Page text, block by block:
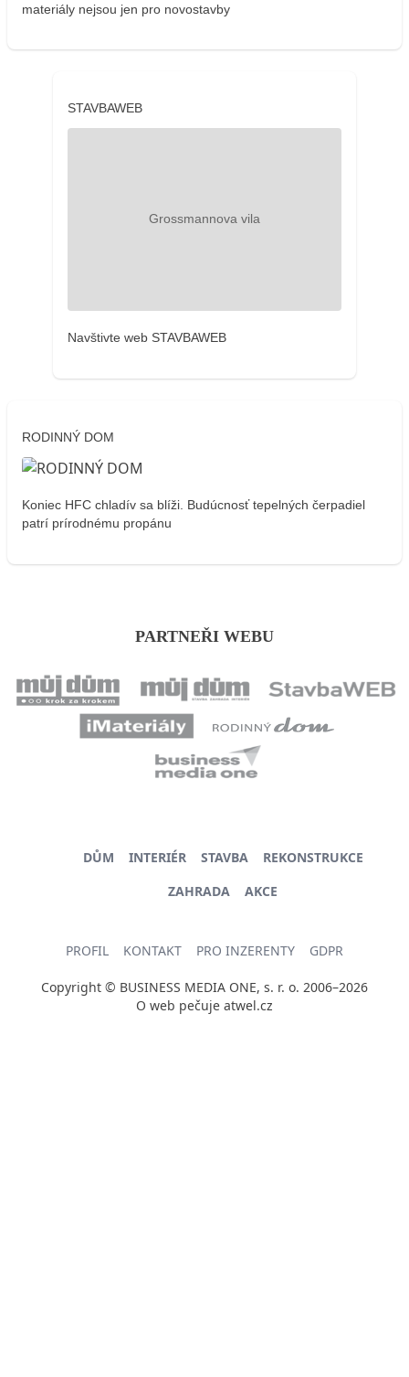
materiály nejsou jen pro novostavby
STAVBAWEB
Navštivte web STAVBAWEB
RODINNÝ DOM
Koniec HFC chladív sa blíži. Budúcnosť tepelných čerpadiel
patrí prírodnému propánu
PARTNEŘI WEBU
DŮM INTERIÉR STAVBA
REKONSTRUKCE
ZAHRADA
AKCE
PROFIL KONTAKT PRO INZERENTY GDPR
Copyright © BUSINESS MEDIA ONE, s. r. o. 2006–2026